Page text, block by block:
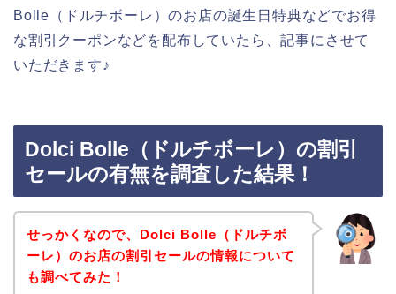
Bolle（ドルチボーレ）のお店の誕生日特典などでお得
な割引クーポンなどを配布していたら、記事にさせて
いただきます♪
Dolci Bolle（ドルチボーレ）の割引
セールの有無を調査した結果！
せっかくなので、Dolci Bolle（ドルチボ
ーレ）のお店の割引セールの情報について
も調べてみた！